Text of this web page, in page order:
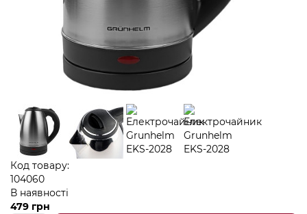
Код товару:
104060
В наявності
479 грн